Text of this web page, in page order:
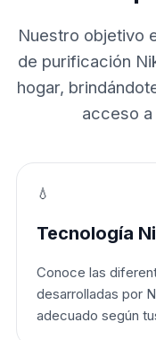
Nuestro objetivo
de purificación
hogar,
acceso
💧
Tecnología
Conoce las
desarrolladas por
adecuado según